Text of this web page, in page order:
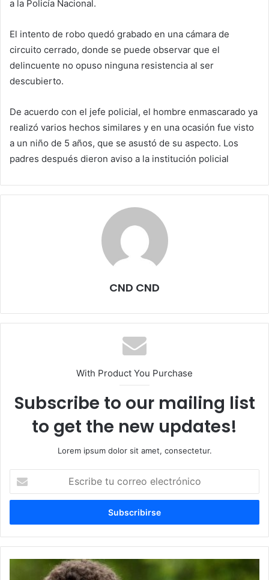
a la Policía Nacional.
El intento de robo quedó grabado en una cámara de
circuito cerrado, donde se puede observar que el
delincuente no opuso ninguna resistencia al ser
descubierto.
De acuerdo con el jefe policial, el hombre enmascarado ya
realizó varios hechos similares y en una ocasión fue visto
a un niño de 5 años, que se asustó de su aspecto. Los
padres después dieron aviso a la institución policial
CND CND
With Product You Purchase
Subscribe to our mailing list
to get the new updates!
Lorem ipsum dolor sit amet, consectetur.
correo